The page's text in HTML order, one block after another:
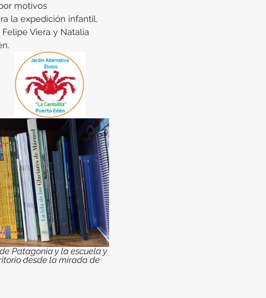
motivos
la expedición infantil,
Viera y Natalia
Patagonia y la escuela y
desde la mirada de